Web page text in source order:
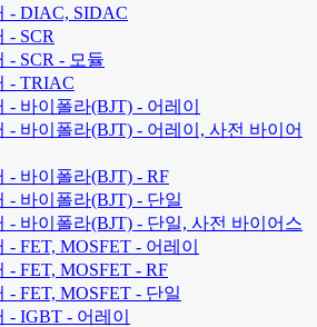
- DIAC, SIDAC
- SCR
- SCR - 모듈
- TRIAC
- 바이폴라(BJT) - 어레이
- 바이폴라(BJT) - 어레이, 사전 바이어
- 바이폴라(BJT) - RF
- 바이폴라(BJT) - 단일
- 바이폴라(BJT) - 단일, 사전 바이어스
- FET, MOSFET - 어레이
- FET, MOSFET - RF
- FET, MOSFET - 단일
- IGBT - 어레이